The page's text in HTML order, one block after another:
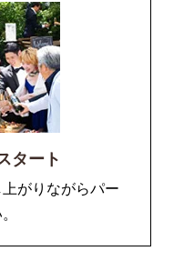
タート
がりながらパー